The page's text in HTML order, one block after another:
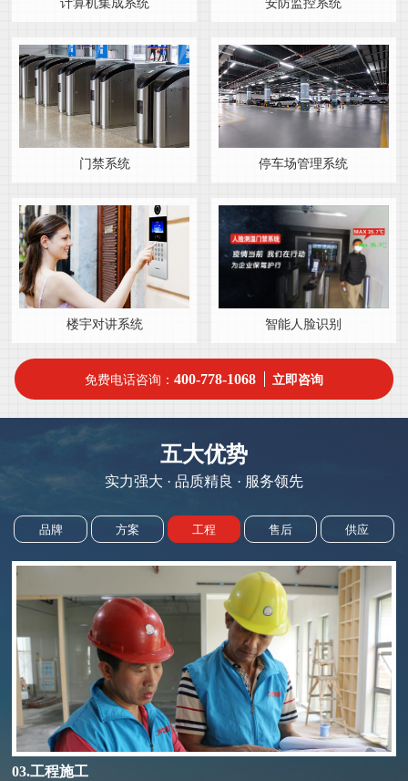
计算机集成系统 安防监控系统
门禁系统 停车场管理系统
楼宇对讲系统 智能人脸识别
免费电话咨询：400-778-1068 立即咨询
五大优势
实力强大 · 品质精良 · 服务领先
品牌 方案 工程 售后 供应
04.售后服务